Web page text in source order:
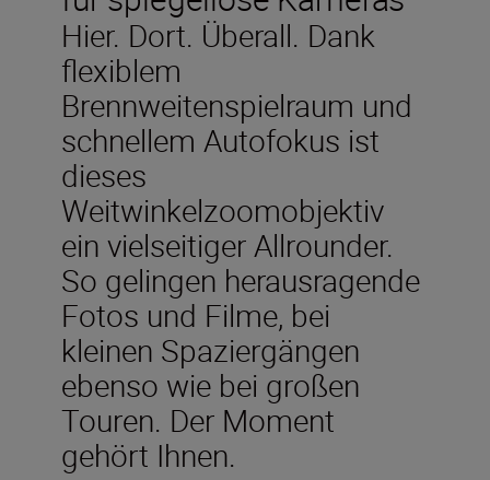
Hier. Dort. Überall. Dank
flexiblem
Brennweitenspielraum und
schnellem Autofokus ist
dieses
Weitwinkelzoomobjektiv
ein vielseitiger Allrounder.
So gelingen herausragende
Fotos und Filme, bei
kleinen Spaziergängen
ebenso wie bei großen
Touren. Der Moment
gehört Ihnen.